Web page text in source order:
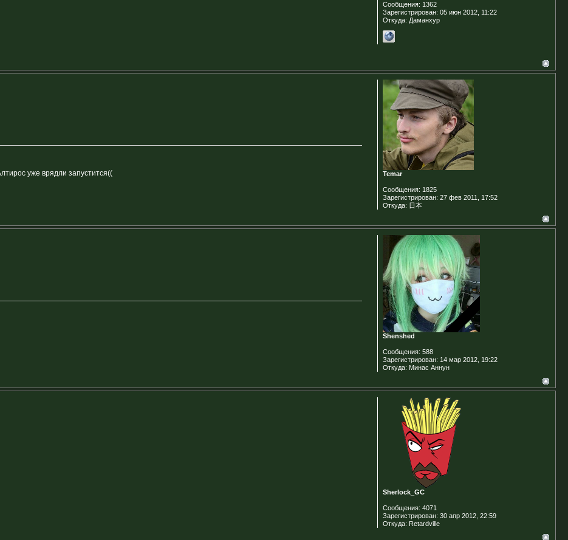
Сообщения: 1362
Зарегистрирован: 05 июн 2012, 11:22
Откуда: Даманхур
уже врядли запустится(( Temar
Сообщения: 1825
Зарегистрирован: 27 фев 2011, 17:52
Откуда: 日本
Shenshed
Сообщения: 588
Зарегистрирован: 14 мар 2012, 19:22
Откуда: Минас Аннун
Sherlock_GC
Сообщения: 4071
Зарегистрирован: 30 апр 2012, 22:59
Откуда: Retardville